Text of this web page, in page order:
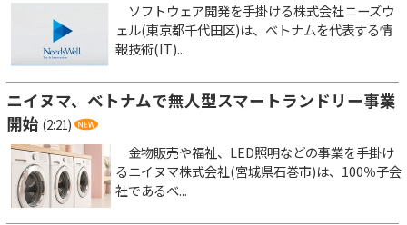
ソフトウェア開発を手掛ける株式会社ニーズウ
ェル(東京都千代田区)は、ベトナムを代表する情
報技術(IT)...
ニイヌマ、ベトナムで無人型スマートランドリー事業
開始 (2:21)
金物販売や福祉、LED照明などの事業を手掛け
るニイヌマ株式会社(宮城県石巻市)は、100％子会
社であるベ...